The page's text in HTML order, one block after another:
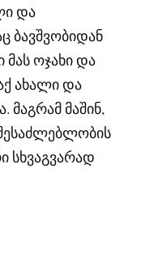
და
ბავშვობიდან
მას ოჯახი და
ახალი და
მაგრამ მაშინ,
სხვაგვარად